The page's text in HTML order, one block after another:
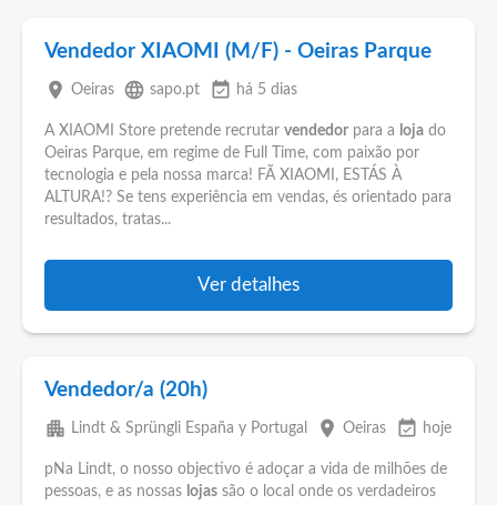
Vendedor XIAOMI (M/F) - Oeiras Parque
place Oeiras language sapo.pt event_available há 5 dias
A XIAOMI Store pretende recrutar vendedor para a loja do
Oeiras Parque, em regime de Full Time, com paixão por
tecnologia e pela nossa marca! FÃ XIAOMI, ESTÁS À
ALTURA!? Se tens experiência em vendas, és orientado para
resultados, tratas...
Ver detalhes
Vendedor/a (20h)
apartment Lindt & Sprüngli España y Portugal place Oeiras event_available hoje
pNa Lindt, o nosso objectivo é adoçar a vida de milhões de
pessoas, e as nossas lojas são o local onde os verdadeiros